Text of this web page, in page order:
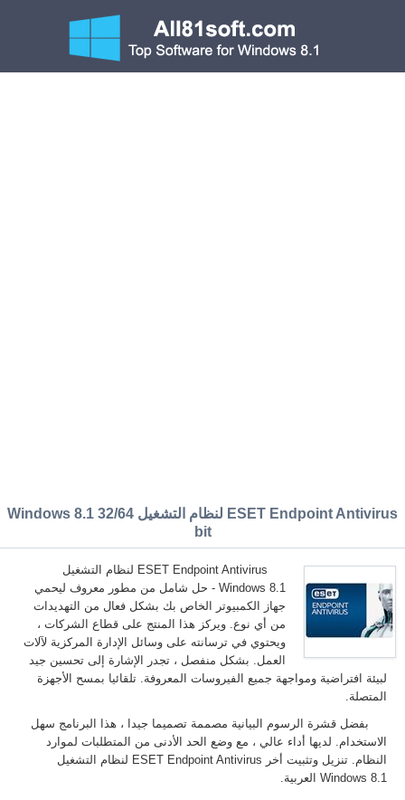
ESET Endpoint Antivirus لنظام التشغيل Windows 8.1 32/64
bit
ESET Endpoint Antivirus لنظام التشغيل
Windows 8.1 - حل شامل من مطور معروف ليحمي
جهاز الكمبيوتر الخاص بك بشكل فعال من التهديدات
من أي نوع. ويركز هذا المنتج على قطاع الشركات ،
ويحتوي في ترسانته على وسائل الإدارة المركزية لآلات
العمل. بشكل منفصل ، تجدر الإشارة إلى تحسين جيد
لبيئة افتراضية ومواجهة جميع الفيروسات المعروفة. تلقائيا بمسح الأجهزة
المتصلة.
بفضل قشرة الرسوم البيانية مصممة تصميما جيدا ، هذا البرنامج سهل
الاستخدام. لديها أداء عالي ، مع وضع الحد الأدنى من المتطلبات لموارد
النظام. تنزيل وتثبيت أخر ESET Endpoint Antivirus لنظام التشغيل
Windows 8.1 العربية.